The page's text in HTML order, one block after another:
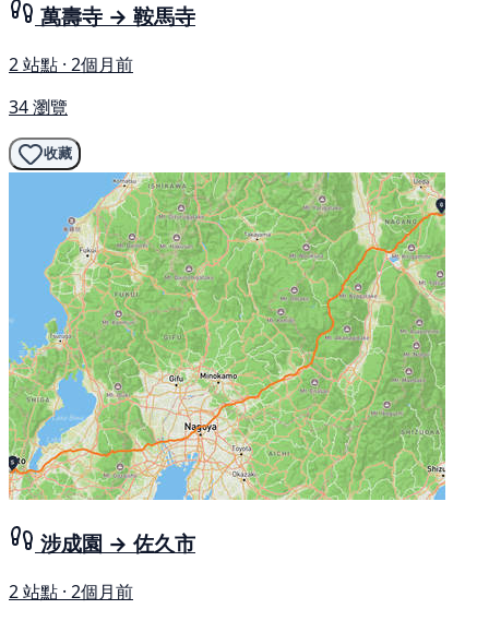
萬壽寺 → 鞍馬寺
2 站點 · 2個月前
34 瀏覽
收藏
涉成園 → 佐久市
2 站點 · 2個月前